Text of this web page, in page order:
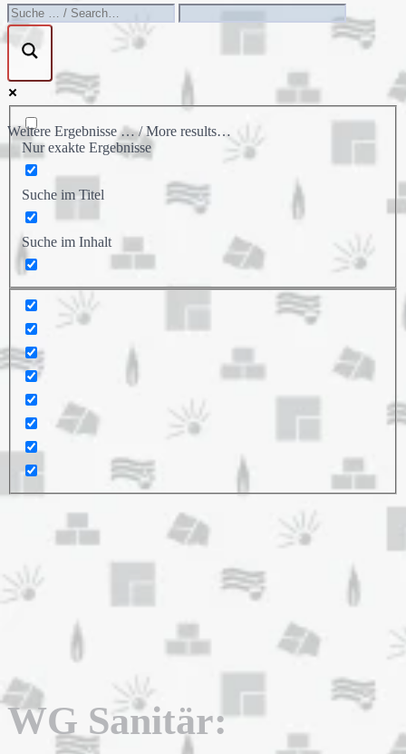
Weitere Ergebnisse … / More results…
Nur exakte Ergebnisse
Suche im Titel
Suche im Inhalt
WG Sanitär: